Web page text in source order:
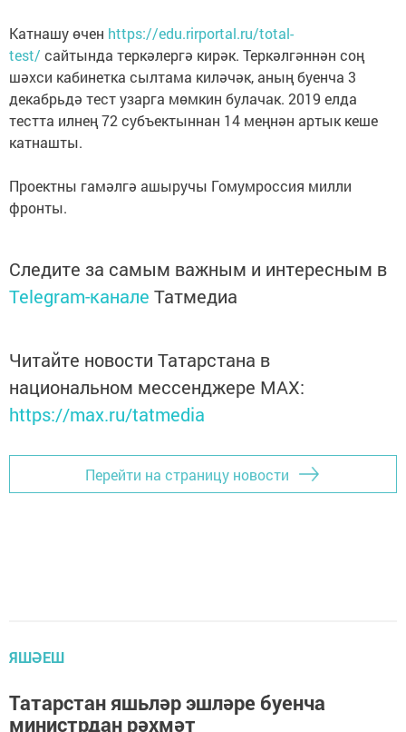
Катнашу өчен https://edu.rirportal.ru/total-
test/ сайтында теркәлергә кирәк. Теркәлгәннән соң
шәхси кабинетка сылтама киләчәк, аның буенча 3
декабрьдә тест узарга мөмкин булачак. 2019 елда
тестта илнең 72 субъектыннан 14 меңнән артык кеше
катнашты.
Проектны гамәлгә ашыручы Гомумроссия милли
фронты.
Следите за самым важным и интересным в
Telegram-канале Татмедиа
Читайте новости Татарстана в
национальном мессенджере MАХ:
https://max.ru/tatmedia
Перейти на страницу новости
ЯШӘЕШ
Татарстан яшьләр эшләре буенча
министрдан рәхмәт